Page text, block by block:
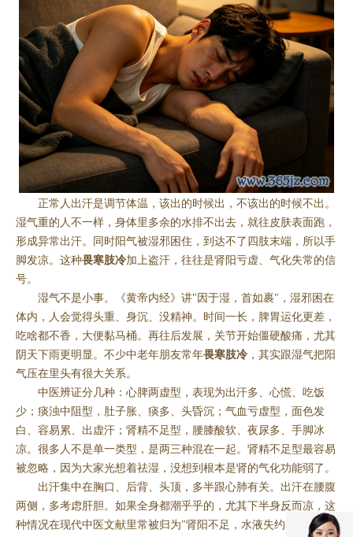
正常人出汗是调节体温，该出的时候出，不该出的时候不出。
湿气重的人不一样，身体里多余的水排不出去，就往皮肤表面跑，
形成异常出汗。同时阳气被湿邪困住，到达不了四肢末端，所以手
脚发凉。这种畏寒肢冷加上盗汗，往往是肾阳亏虚、气化失常的信
号。
湿气不是小事。《黄帝内经》讲"因于湿，首如裹"，湿邪困在
体内，人会觉得头重、身沉、没精神。时间一长，脾胃运化更差，
吃啥都不香，大便黏马桶。再往后发展，关节开始僵硬酸痛，尤其
阴天下雨更明显。不少中老年朋友常年畏寒肢冷，其实跟湿气把阳
气压在里头有很大关系。
中医辨证分几种：心脾两虚型，表现为出汗多、心慌、吃饭
少；痰浊中阻型，肚子胀、痰多、头昏沉；气血亏虚型，面色发
白、容易累、出虚汗；肾精不足型，腰膝酸软、夜尿多、手脚冰
凉。很多人不是单一类型，是两三种混在一起。肾精不足型最容易
被忽略，因为大家光想着祛湿，没想到根本是肾的气化功能弱了。
出汗集中在胸口、后背、头顶，多半跟心肺有关。出汗在腰腹
两侧，多考虑肝胆。如果全身都潮乎乎的，尤其下半身反而凉，这
种情况在现代中医文献里常被归为"肾阳不足，水液失约"。中医